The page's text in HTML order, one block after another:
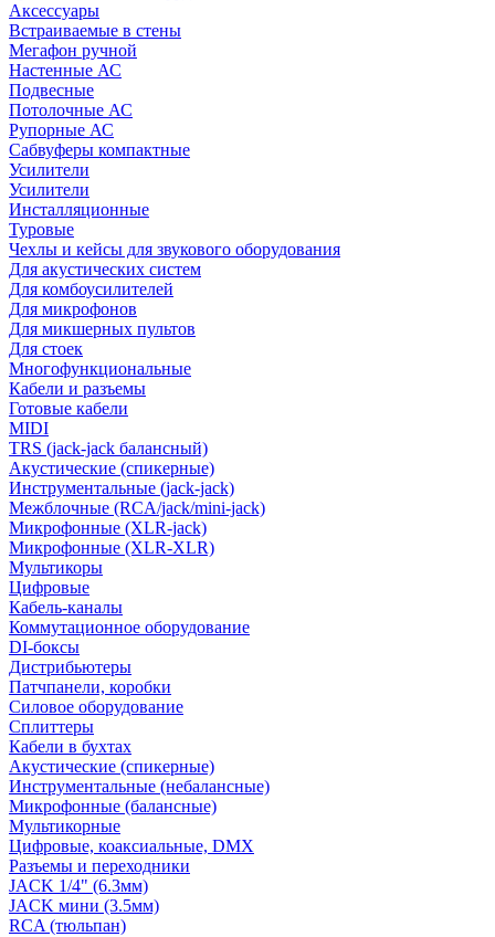
Аксессуары
Встраиваемые в стены
Мегафон ручной
Настенные АС
Подвесные
Потолочные АС
Рупорные АС
Сабвуферы компактные
Усилители
Усилители
Инсталляционные
Туровые
Чехлы и кейсы для звукового оборудования
Для акустических систем
Для комбоусилителей
Для микрофонов
Для микшерных пультов
Для стоек
Многофункциональные
Кабели и разъемы
Готовые кабели
MIDI
TRS (jack-jack балансный)
Акустические (спикерные)
Инструментальные (jack-jack)
Межблочные (RCA/jack/mini-jack)
Микрофонные (XLR-jack)
Микрофонные (XLR-XLR)
Мультикоры
Цифровые
Кабель-каналы
Коммутационное оборудование
DI-боксы
Дистрибьютеры
Патчпанели, коробки
Силовое оборудование
Сплиттеры
Кабели в бухтах
Акустические (спикерные)
Инструментальные (небалансные)
Микрофонные (балансные)
Мультикорные
Цифровые, коаксиальные, DMX
Разъемы и переходники
JACK 1/4" (6.3мм)
JACK мини (3.5мм)
RCA (тюльпан)